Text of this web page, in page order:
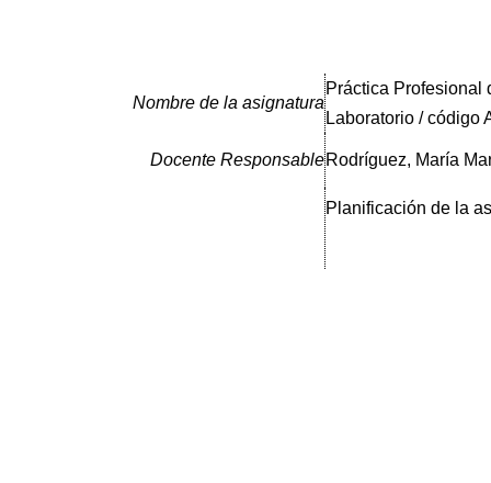
Nombre de la asignatura
Práctica Profesional
Laboratorio / código
Docente ResponsableRodríguez, María
Planificación de la